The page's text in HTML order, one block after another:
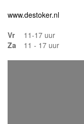
www.destoker.nl
Vr
11-17 uur
Za
11 - 17 uur